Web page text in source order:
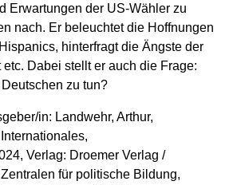
Erwartungen der US-Wähler zu
nach. Er beleuchtet die Hoffnungen
hinterfragt die Ängste der
Dabei stellt er auch die Frage:
zu tun?
in: Landwehr, Arthur,
Verlag: Droemer Verlag /
für politische Bildung,